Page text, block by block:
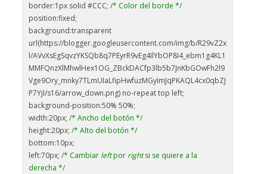
border:1px solid #CCC; /* Color del borde */
position:fixed;
background:transparent
url(https://blogger.googleusercontent.com/img/b/R29vZ2x
l/AVvXsEgSqvzYKSQb8q7PEyrR9vEg4IlYbOP8I4_ebm1g4KL1
MMFQnzXlMhwlHex1OG_ZBckDACfp3lb5b7JnKbGOwFh2l9
Vge9Ory_mnky7TLmUIaLfipHwfuzMGyImJqPKAQL4cx0qbZJ
P7YjI/s16/arrow_down.png) no-repeat top left;
background-position:50% 50%;
width:20px; /* Ancho del botón */
height:20px; /* Alto del botón */
bottom:10px;
left:70px; /* Cambiar leftpor rightsi se quiere a la
derecha */